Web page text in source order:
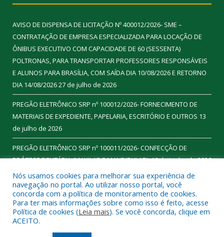
AVISO DE DISPENSA DE LICITAÇÃO Nº 400012/2026- SME –
CONTRATAÇÃO DE EMPRESA ESPECIALIZADA PARA LOCAÇÃO DE
ÔNIBUS EXECUTIVO COM CAPACIDADE DE 60 (SESSENTA)
POLTRONAS, PARA TRANSPORTAR PROFESSORES RESPONSÁVEIS
E ALUNOS PARA BRASÍLIA, COM SAÍDA DIA 10/08/2026 E RETORNO
DIA 14/08/202627 de julho de 2026
PREGÃO ELETRÔNICO SRP nº 100012/2026- FORNECIMENTO DE
MATERIAIS DE EXPEDIENTE, PAPELARIA, ESCRITÓRIO E OUTROS 13
de julho de 2026
PREGÃO ELETRÔNICO SRP nº 100011/2026- CONFECÇÃO DE
PRÓTESE DENTÁRIA (MAXILAR E MANDIBULAR).16 de junho de 2026
Todos os direitos reservados a Prefeitura Municipal de
Ourilândia do Norte.
Nós usamos cookies para melhorar sua experiência de
navegação no portal. Ao utilizar nosso portal, você
concorda com a política de monitoramento de cookies.
Para ter mais informações sobre como isso é feito, acesse
Política de cookies (Leia mais). Se você concorda, clique em
ACEITO.